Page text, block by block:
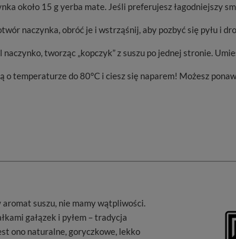
około 15 g yerba mate. Jeśli preferujesz łagodniejszy
naczynka, obróć je i wstrząśnij, aby pozbyć się pyłu i
naczynko, tworząc „kopczyk” z suszu po jednej stronie.
o temperaturze do 80°C i ciesz się naparem! Możesz
suszu, nie mamy wątpliwości.
gałązek i pyłem – tradycja
ono naturalne, goryczkowe, lekko